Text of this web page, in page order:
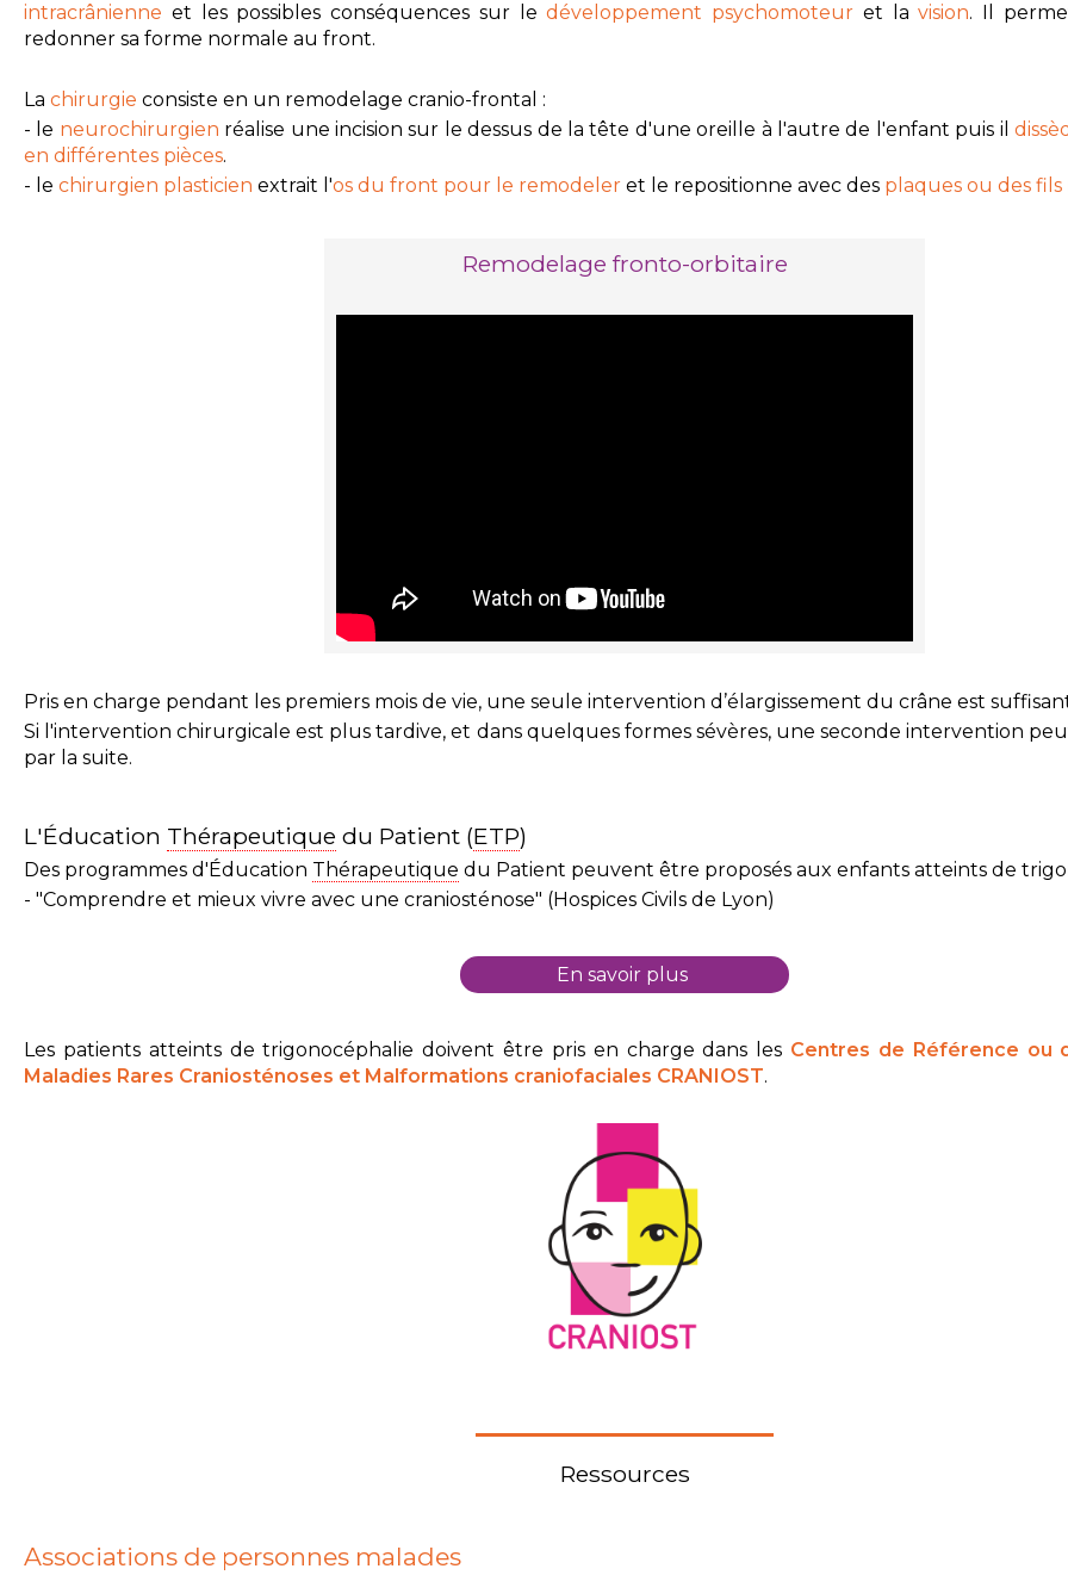
intracrânienne et les possibles conséquences sur ledéveloppement psychomoteur et lavision. Il
redonner sa forme normale au front.
La chirurgie consiste en un remodelage cranio-frontal :
- le neurochirurgien réalise une incision sur le dessus de la tête d'une oreille à l'autre de l'enfant puis il
en différentes pièces.
- le chirurgien plasticien extrait l'os du front pour le remodeler et le repositionne avec des plaques ou des
Remodelage fronto-orbitaire
Pris en charge pendant les premiers mois de vie, une seule intervention d’élargissement du crâne est
Si l'intervention chirurgicale est plus tardive, et dans quelques formes sévères, une seconde intervention
par la suite.
L'Éducation Thérapeutique du Patient (ETP)
Des programmes d'Éducation Thérapeutique du Patient peuvent être proposés aux enfants atteints de
- "Comprendre et mieux vivre avec une craniosténose" (Hospices Civils de Lyon)
En savoir plus
Les patients atteints de trigonocéphalie doivent être pris en charge dans les Centres de Référence ou
Maladies Rares Craniosténoses et Malformations craniofaciales CRANIOST.
Ressources
Associations de personnes malades